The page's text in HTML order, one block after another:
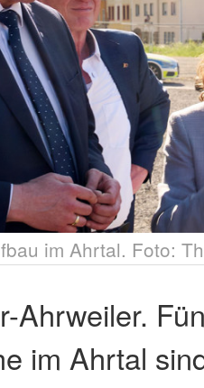
im Ahrtal. Foto:
Ahrweiler.
im Ahrtal